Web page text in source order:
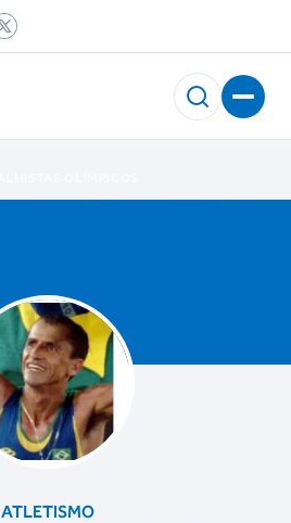
ATLETISMO